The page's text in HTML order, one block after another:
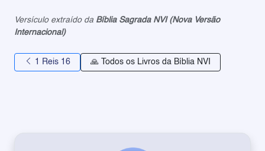
Versículo extraído da Bíblia Sagrada NVI (Nova Versão
Internacional)
1 Reis 16 🙏 Todos os Livros da Bíblia NVI